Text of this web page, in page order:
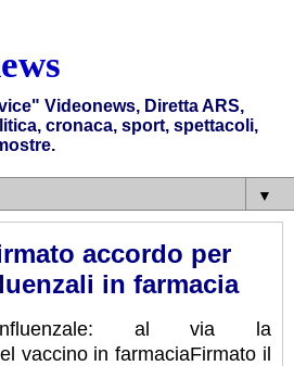
Videonews, Diretta ARS,
cronaca, sport, spettacoli,
▼
accordo per
in farmacia
al via la
vaccino in farmaciaFirmato il